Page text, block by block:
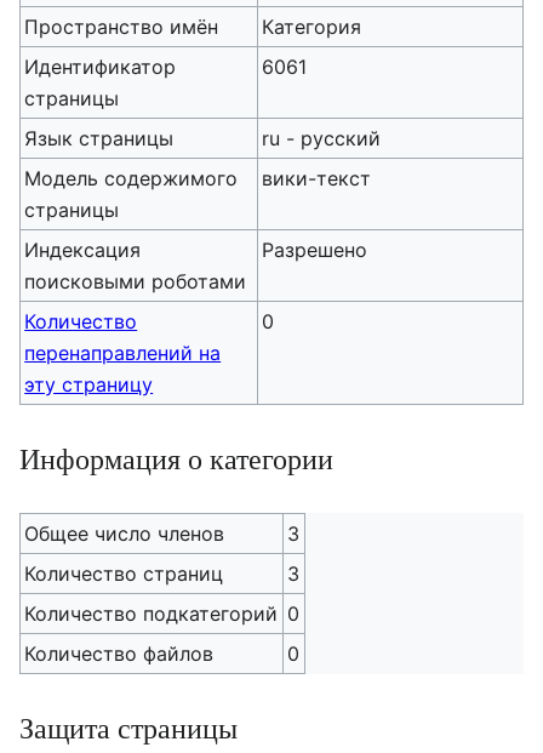
Пространство имён
Категория
Идентификатор
страницы
6061
Язык страницы
ru - русский
Модель содержимого
страницы
вики-текст
Индексация
поисковыми роботами
Разрешено
Количество
перенаправлений на
эту страницу
0
Информация о категории
Общее число членов
3
Количество страниц
3
Количество подкатегорий 0
Количество файлов
0
Защита страницы